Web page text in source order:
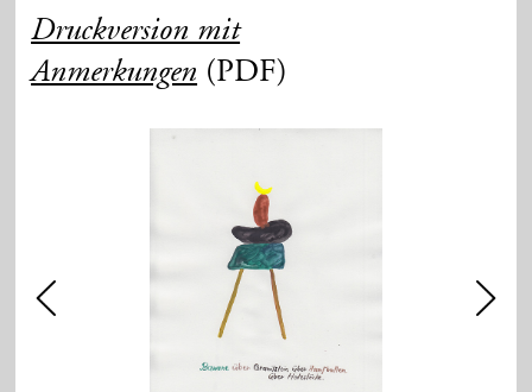
Druckversion mit
Anmerkungen (PDF)